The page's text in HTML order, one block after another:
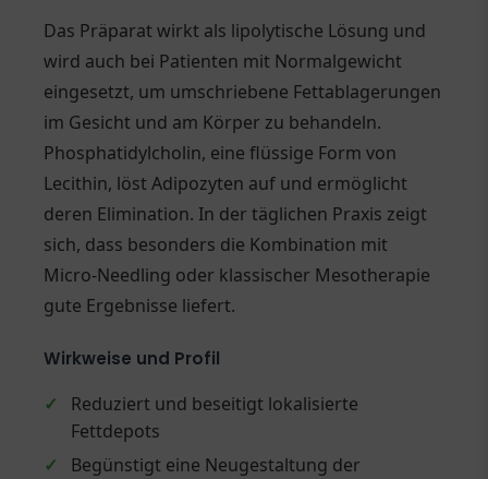
Das Präparat wirkt als lipolytische Lösung und
wird auch bei Patienten mit Normalgewicht
eingesetzt, um umschriebene Fettablagerungen
im Gesicht und am Körper zu behandeln.
Phosphatidylcholin, eine flüssige Form von
Lecithin, löst Adipozyten auf und ermöglicht
deren Elimination. In der täglichen Praxis zeigt
sich, dass besonders die Kombination mit
Micro-Needling oder klassischer Mesotherapie
gute Ergebnisse liefert.
Wirkweise und Profil
✓
Reduziert und beseitigt lokalisierte
Fettdepots
✓
Begünstigt eine Neugestaltung der